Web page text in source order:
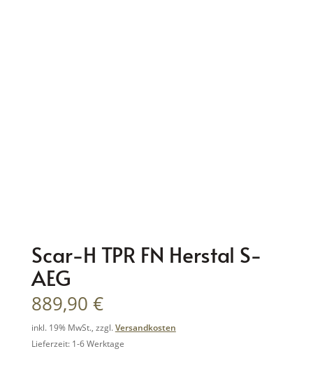
Scar-H TPR FN Herstal S-
AEG
889,90 €
inkl. 19% MwSt., zzgl.Versandkosten
Lieferzeit: 1-6 Werktage